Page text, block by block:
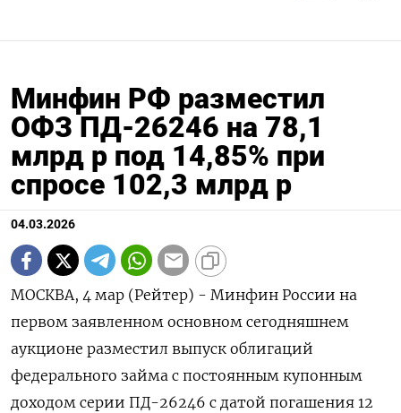
Минфин РФ разместил
ОФЗ ПД-26246 на 78,1
млрд р под 14,85% при
спросе 102,3 млрд р
04.03.2026
МОСКВА, 4 мар (Рейтер) - Минфин России на
первом заявленном основном сегодняшнем
‌аукционе разместил выпуск облигаций
федерального займа с постоянным купонным
доходом ​серии ПД-26246 ​с ​датой погашения ⁠12